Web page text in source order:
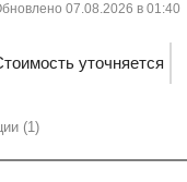
07.08.2026 в 01:40
уточняется
(1)